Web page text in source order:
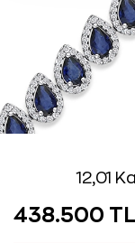
12,01
438.500 TL